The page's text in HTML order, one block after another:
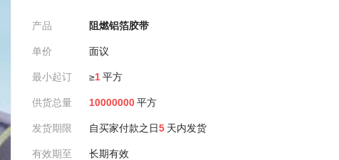
产品 阻燃铝箔胶带
单价 面议
最小起订 ≥1平方
供货总量 10000000平方
发货期限 自买家付款之日5 天内发货
有效期至 长期有效